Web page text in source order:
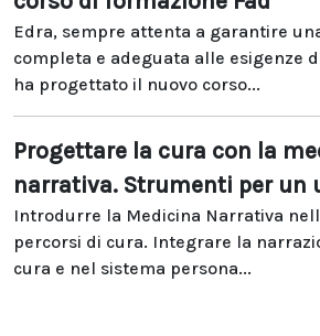
Edra, sempre attenta a garantire
completa e adeguata alle esigenze
ha progettato il nuovo corso...
Progettare la cura con la
narrativa. Strumenti per un
Introdurre la Medicina Narrativa
percorsi di cura. Integrare la
cura e nel sistema persona...